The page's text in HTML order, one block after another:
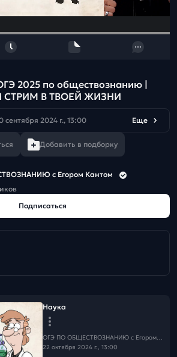
2025 по обществознанию |
В ТВОЕЙ ЖИЗНИ
сентября 2024 г., 13:00 Еще
Добавить в подборку
c Егором Кантом
Подписаться
Наука
ОГЭ ПО ОБЩЕСТВОЗНАНИЮ c Егором Кантом
22 октября 2024 г., 13:00